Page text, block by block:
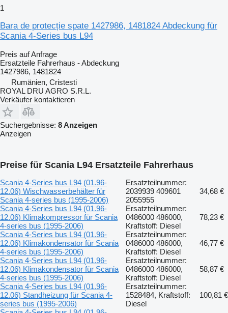
1
Bara de protecție spate 1427986, 1481824 Abdeckung für
Scania 4-Series bus L94
Preis auf Anfrage
Ersatzteile Fahrerhaus - Abdeckung
1427986, 1481824
Rumänien, Cristesti
ROYAL DRU AGRO S.R.L.
Verkäufer kontaktieren
Suchergebnisse: 8 Anzeigen
Anzeigen
Preise für Scania L94 Ersatzteile Fahrerhaus
Scania 4-Series bus L94 (01.96-
12.06) Wischwasserbehälter für
Scania 4-series bus (1995-2006)
Ersatzteilnummer:
2039939 409601
2055955
34,68 €
Scania 4-Series bus L94 (01.96-
12.06) Klimakompressor für Scania
4-series bus (1995-2006)
Ersatzteilnummer:
0486000 486000,
Kraftstoff: Diesel
78,23 €
Scania 4-Series bus L94 (01.96-
12.06) Klimakondensator für Scania
4-series bus (1995-2006)
Ersatzteilnummer:
0486000 486000,
Kraftstoff: Diesel
46,77 €
Scania 4-Series bus L94 (01.96-
12.06) Klimakondensator für Scania
4-series bus (1995-2006)
Ersatzteilnummer:
0486000 486000,
Kraftstoff: Diesel
58,87 €
Scania 4-Series bus L94 (01.96-
12.06) Standheizung für Scania 4-
series bus (1995-2006)
Ersatzteilnummer:
1528484, Kraftstoff:
Diesel
100,81 €